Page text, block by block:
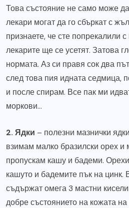
Това състояние не само може
лекари могат да го сбъркат с
признаете, че сте попрекалили
лекарите ще се усетят. Затова
нормата. Аз си правя сок два
след това пия идната седмица,
и после спирам. Все пак ми
моркови…
2. Ядки – полезни мазнички
взимам малко бразилски орех
пропускам кашу и бадеми.
кашуто и бадемите пък на цинк.
съдържат омега 3 мастни
добре състоянието на кожата